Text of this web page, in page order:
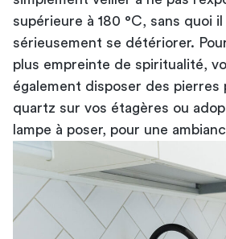
supérieure à 180 °C, sans quoi
sérieusement se détériorer.
plus empreinte de spiritualité,
également disposer des pierres
quartz sur vos étagères ou
lampe à poser, pour une